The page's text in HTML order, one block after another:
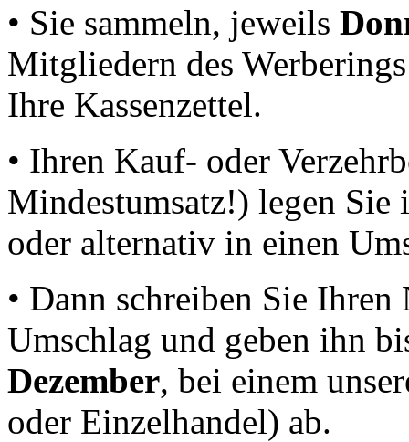
• Sie sammeln, jeweils
Mitgliedern des Werberings
Ihre Kassenzettel.
• Ihren Kauf- oder
Mindestumsatz!) legen Sie
oder alternativ in einen
• Dann schreiben Sie
Umschlag und geben ihn
Dezember, bei einem
oder Einzelhandel) ab.